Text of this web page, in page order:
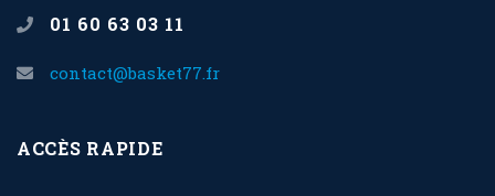
01 60 63 03 11
contact@basket77.fr
ACCÈS RAPIDE